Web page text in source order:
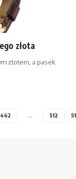
złota
złotem, a pasek
462 … 512